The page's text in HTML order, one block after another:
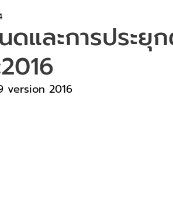
และการประยุ
version 2016